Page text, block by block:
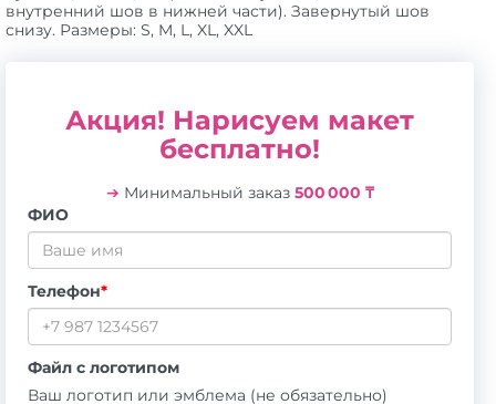
внутренний шов в нижней части). Завернутый шов
снизу. Размеры: S, M, L, XL, XXL
Акция! Нарисуем макет
бесплатно!
➔ Минимальный заказ 500 000 ₸
ФИО
Телефон*
Файл с логотипом
Ваш логотип или эмблема (не обязательно)